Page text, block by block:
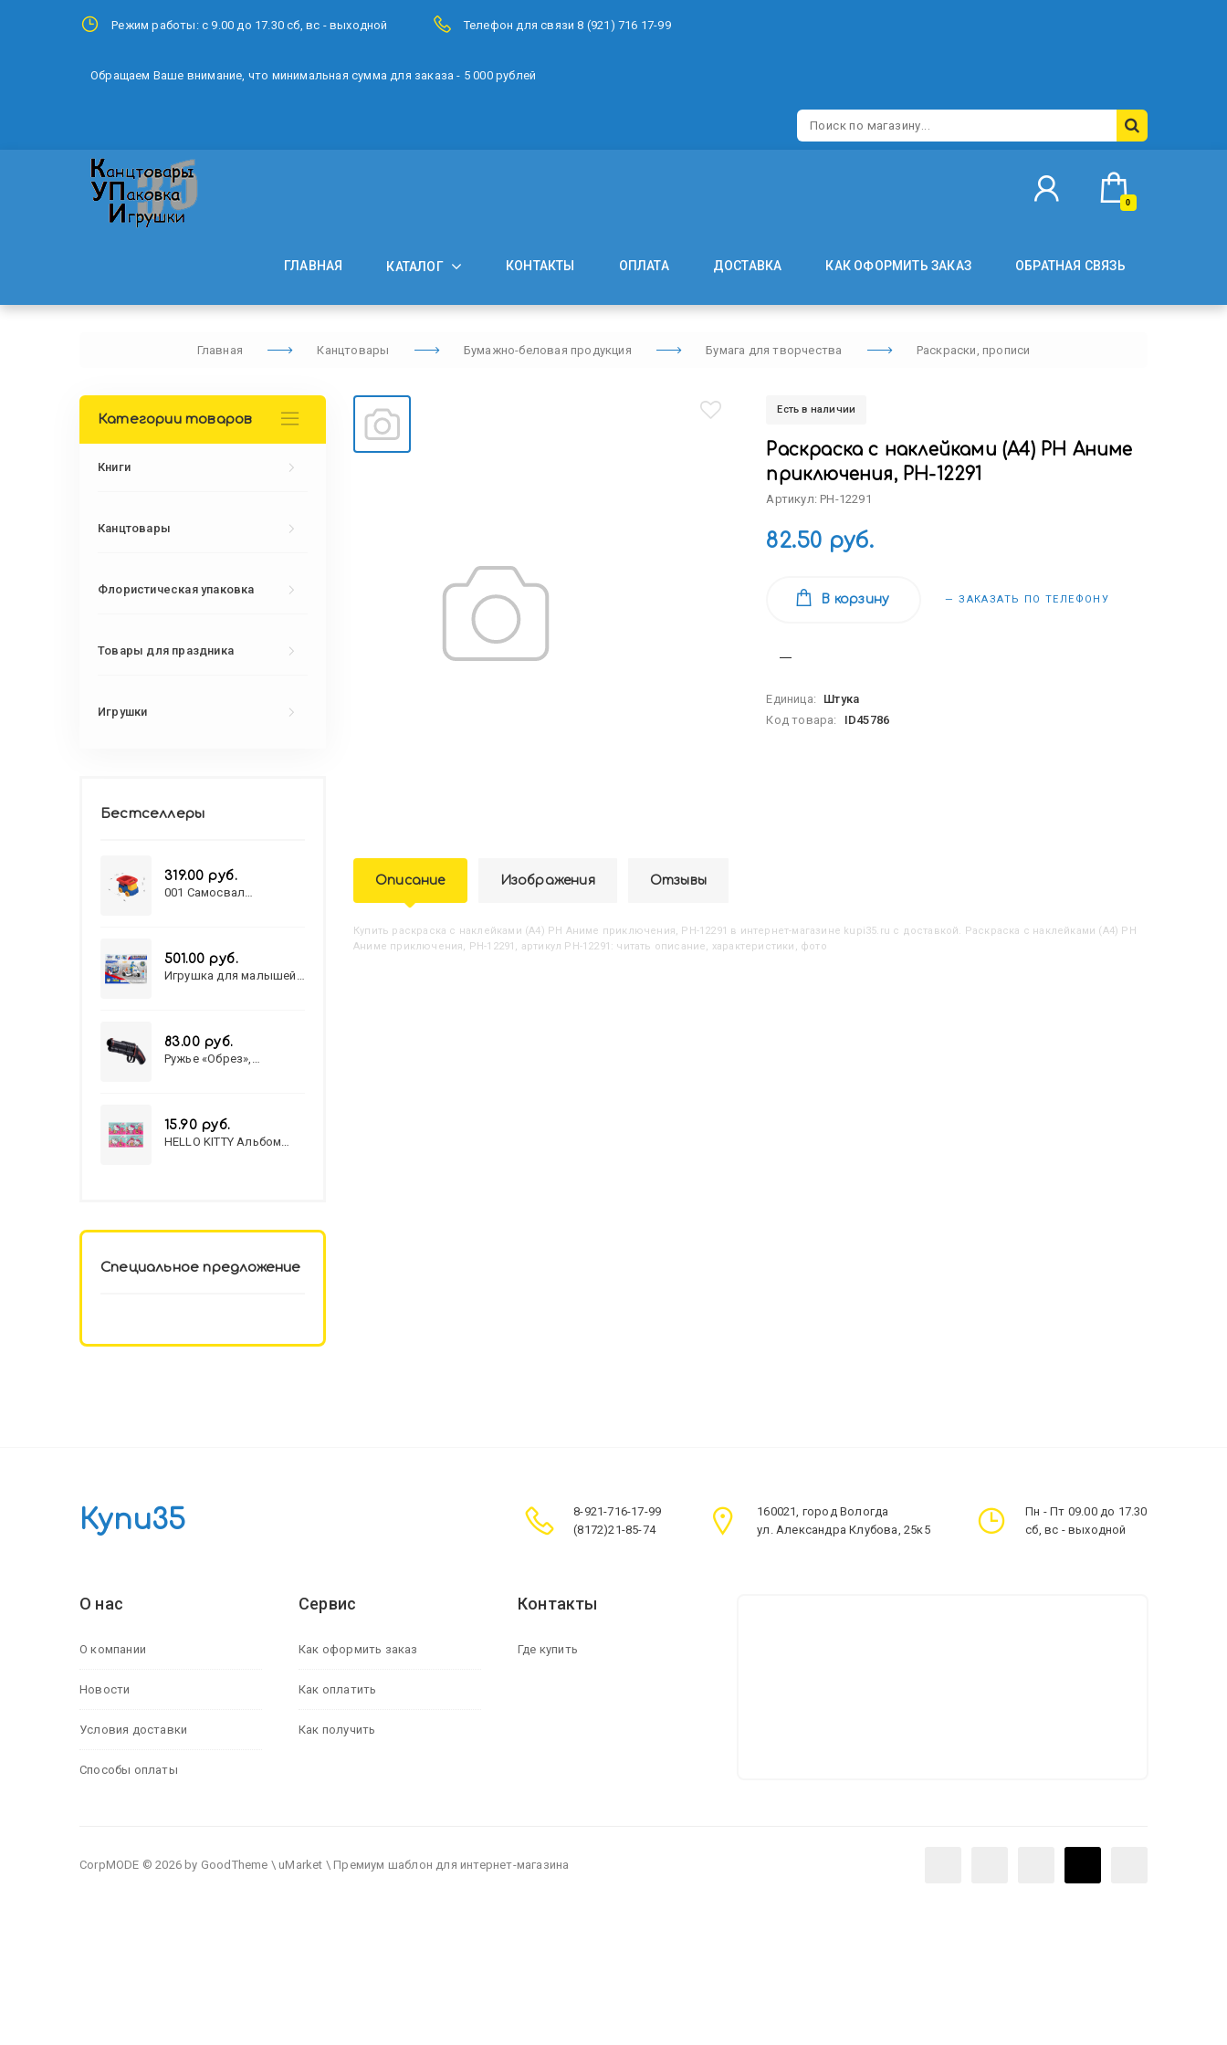
Режим работы: с 9.00 до 17.30 сб, вс - выходной Телефон для связи 8 (921) 716 17-99
Обращаем Ваше внимание, что минимальная сумма для заказа - 5 000 рублей
0
ГЛАВНАЯ КАТАЛОГ КОНТАКТЫ ОПЛАТА ДОСТАВКА КАК ОФОРМИТЬ ЗАКАЗ ОБРАТНАЯ СВЯЗЬ
Главная Канцтовары Бумажно-беловая продукция Бумага для творчества Раскраски, прописи
Есть в наличии
Раскраска с наклейками (А4) РН Аниме
приключения, РН-12291
Артикул: РН-12291
82.50 руб.
В корзину — ЗАКАЗАТЬ ПО ТЕЛЕФОНУ
Единица:
Штука
Код товара:
ID45786
Описание Изображения Отзывы
Купить Раскраска с наклейками (А4) РН Аниме приключения, РН-12291 в интернет-магазине kupi35.ru с доставкой. Раскраска с наклейками (А4) РН
Аниме приключения, РН-12291, артикул РН-12291: читать описание, характеристики, фото
Категории товаров
Книги
Канцтовары
Флористическая упаковка
Товары для праздника
Игрушки
Бестселлеры
319.00 руб.
001 Самосвал
501.00 руб.
Игрушка для малышей
83.00 руб.
Ружье «Обрез»,
15.90 руб.
HELLO KITTY Альбом
Специальное предложение
Купи35
8-921-716-17-99
(8172)21-85-74
160021, город Вологда
ул. Александра Клубова, 25к5
Пн - Пт 09.00 до 17.30
сб, вс - выходной
О нас
О компании
Новости
Условия доставки
Способы оплаты
Сервис
Как оформить заказ
Как оплатить
Как получить
Контакты
Где купить
CorpMODE © 2026 by GoodTheme \ uMarket \ Премиум шаблон для интернет-магазина